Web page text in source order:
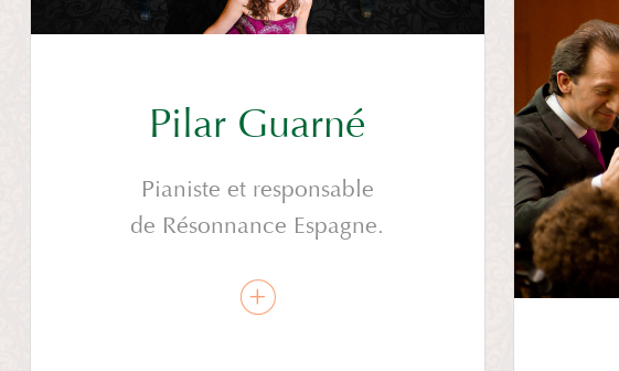
Pilar Guarné
Pianiste et responsable
de Résonnance Espagne.